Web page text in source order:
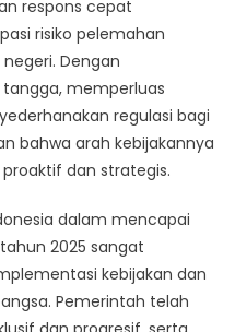
respons cepat
risiko pelemahan
Dengan
memperluas
regulasi bagi
bahwa arah kebijakannya
dan strategis.
dalam mencapai
2025 sangat
kebijakan dan
Pemerintah telah